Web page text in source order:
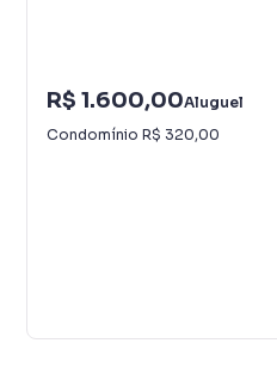
R$ 1.600,00Aluguel
Condomínio R$ 320,00